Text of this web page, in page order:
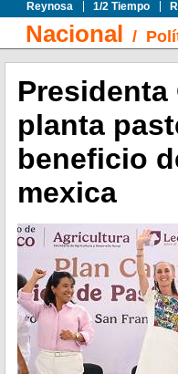
Reynosa
1/2 Tiempo
Nacional /
planta
beneficio
mexica